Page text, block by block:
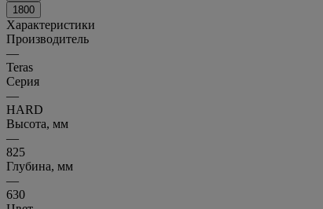
1800
Характеристики
Производитель
—
Teras
Серия
—
HARD
Высота, мм
—
825
Глубина, мм
—
630